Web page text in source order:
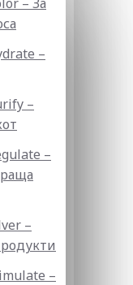
–
–
–
–
–